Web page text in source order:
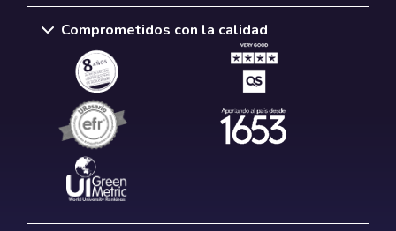
Comprometidos con la calidad